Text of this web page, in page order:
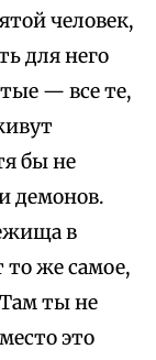
человек,
для него
— все те,
бы не
демонов.
в
то же самое,
Там ты не
это